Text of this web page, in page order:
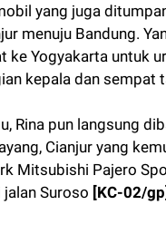
yang juga
menuju Bandung.
ke Yogyakarta untuk
kepala dan sempat
Rina pun langsung
Cianjur yang
Mitsubishi Pajero
jalan Suroso [KC-02/